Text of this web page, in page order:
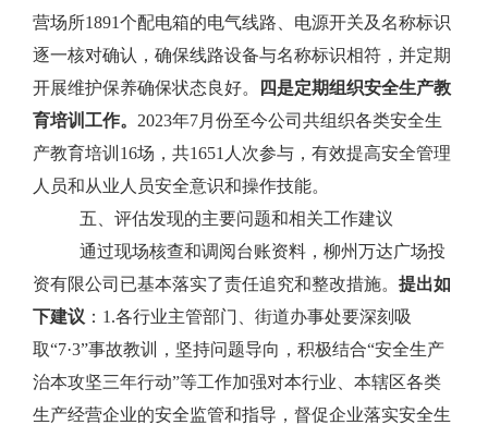
营场所1891个配电箱的电气线路、电源开关及名称标识
逐一核对确认，确保线路设备与名称标识相符，并定期
开展维护保养确保状态良好。
四是定期组织安全生产教
育培训工作。 2023年7月份至今公司共组织各类安全生
产教育培训 16场，共1651 人次参与，有效提高安全管理
人员和从业人员安全意识和操作技能。
五、 评估发现的主要问题和相关工作建议
通过现场核查和调阅台账资料，柳州万达广场投
资有限公司已基本落实了责任追究和整改措施。 提出如
下建议 ： 1.各行业主管部门、街道办事处要深刻吸
取“7·3”事故教训，坚持问题导向，积极结合“安全生产
治本攻坚三年行动”等工作加强对本行业、本辖区各类
生产经营企业的安全监管和指导，督促企业落实安全生